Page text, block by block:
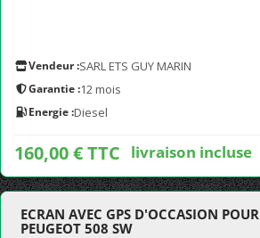
Vendeur :SARL ETS GUY MARIN
Garantie :12 mois
Energie :Diesel
160,00 € TTC livraison incluse
ECRAN AVEC GPS D'OCCASION POUR
PEUGEOT 508 SW